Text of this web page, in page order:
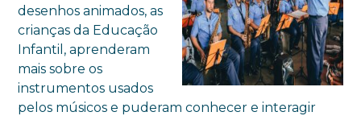
desenhos animados, as
crianças da Educação
Infantil, aprenderam
mais sobre os
instrumentos usados
pelos músicos e puderam conhecer e interagir